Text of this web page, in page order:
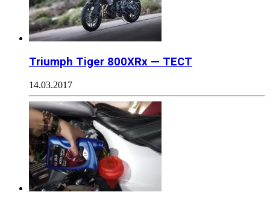
Triumph Tiger 800XRx — ТЕСТ
14.03.2017